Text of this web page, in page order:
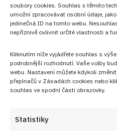
soubory cookies. Souhlas s těmito
umožní zpracovávat osobní údaje,
jedinečná ID na tomto webu.
nepříznivě ovlivnit určité vlastnosti a
Kliknutím níže vyjádřete souhlas s
podrobnější rozhodnutí. Vaše volby
webu. Nastavení můžete kdykoli
přepínačů v Zásadách cookies nebo
souhlas ve spodní části obrazovky.
Statistiky